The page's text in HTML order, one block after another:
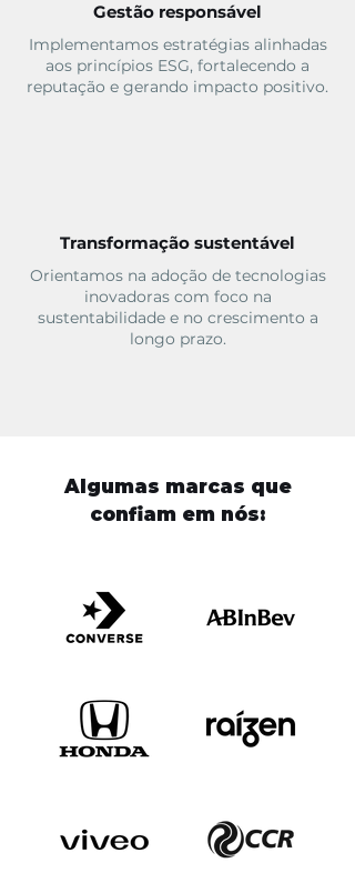
Gestão responsável
Implementamos estratégias alinhadas
aos princípios ESG, fortalecendo a
reputação e gerando impacto positivo.
Transformação sustentável
Orientamos na adoção de tecnologias
inovadoras com foco na
sustentabilidade e no crescimento a
longo prazo.
Algumas marcas que
confiam em nós: